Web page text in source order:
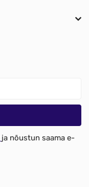
ja nõustun saama e-